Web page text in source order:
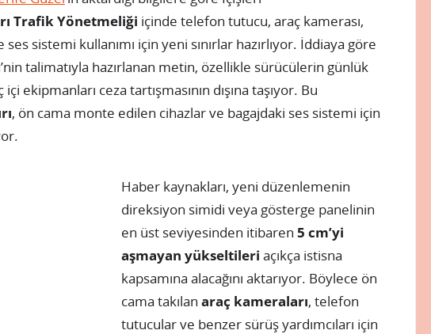
Trafik Yönetmeliği içinde telefon tutucu, araç kamerası,
sistemi kullanımı için yeni sınırlar hazırlıyor. İddiaya göre
talimatıyla hazırlanan metin, özellikle sürücülerin günlük
ekipmanları ceza tartışmasının dışına taşıyor. Bu
, ön cama monte edilen cihazlar ve bagajdaki ses sistemi için
Haber kaynakları, yeni düzenlemenin
direksiyon simidi veya gösterge panelinin
en üst seviyesinden itibaren 5 cm’yi
aşmayan yükseltileri açıkça istisna
kapsamına alacağını aktarıyor. Böylece ön
cama takılan araç kameraları, telefon
tutucular ve benzer sürüş yardımcıları için